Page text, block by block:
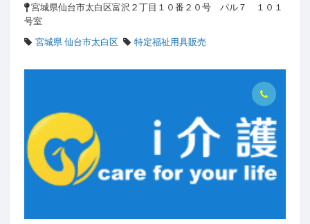
宮城県仙台市太白区富沢２丁目１０番２０号 パル７ １０１
号室
宮城県 仙台市太白区
特定福祉用具販売